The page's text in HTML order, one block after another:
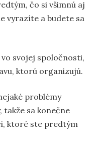
čo si všimnú aj
vyrazíte a budete sa
svojej spoločnosti,
ktorú organizujú.
problémy
takže sa konečne
ktoré ste predtým